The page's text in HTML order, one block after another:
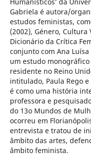
Gabriela é autora/
estudos feministas,
(2002), Género, Cultura
Dicionário da Crítica
conjunto com Ana
um estudo
residente no Reino
intitulado, Paula Rego
é como uma história
professora e
do 13o Mundos de
ocorreu em
entrevista e tratou de
âmbito das artes,
âmbito feminista.